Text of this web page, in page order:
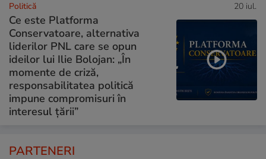
Politică 20 iul.
Ce este Platforma
Conservatoare, alternativa
liderilor PNL care se opun
ideilor lui Ilie Bolojan: „În
momente de criză,
responsabilitatea politică
impune compromisuri în
interesul țării”
PARTENERI